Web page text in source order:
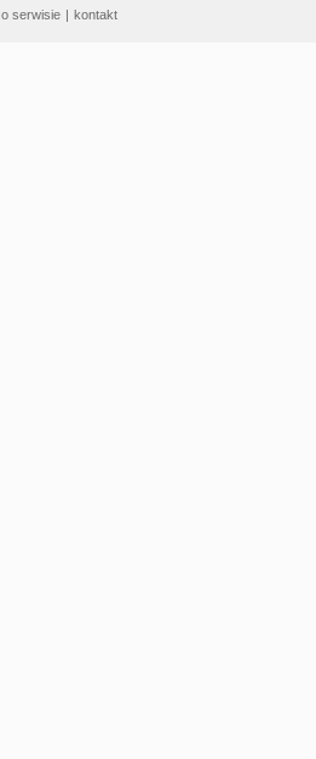
o serwisie | kontakt